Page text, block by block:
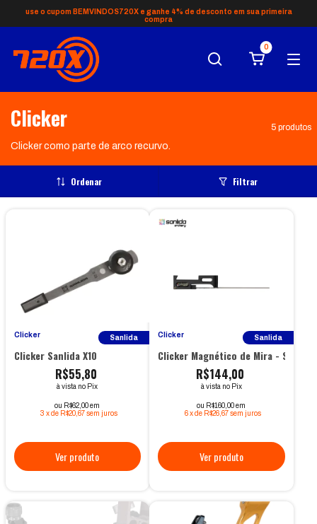
use o cupom BEMVINDOS720X e ganhe 4% de desconto em sua primeira
compra
0
Clicker
Clicker como parte de arco recurvo.
5 produtos
Ordenar Filtrar
Clicker Sanlida
Clicker Sanlida X10
R$55,80
à vista no Pix
ou R$62,00 em
3 xde R$20,67 sem juros
Clicker Sanlida
Clicker Magnético de Mira - Sanlida
R$144,00
à vista no Pix
ou R$160,00 em
6 xde R$26,67 sem juros